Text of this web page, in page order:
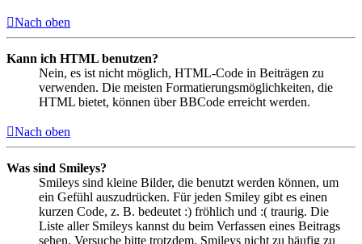
Nach oben
Kann ich HTML benutzen?
Nein, es ist nicht möglich, HTML-Code in Beiträgen zu
verwenden. Die meisten Formatierungsmöglichkeiten, die
HTML bietet, können über BBCode erreicht werden.
Nach oben
Was sind Smileys?
Smileys sind kleine Bilder, die benutzt werden können, um
ein Gefühl auszudrücken. Für jeden Smiley gibt es einen
kurzen Code, z. B. bedeutet :) fröhlich und :( traurig. Die
Liste aller Smileys kannst du beim Verfassen eines Beitrags
sehen. Versuche bitte trotzdem, Smileys nicht zu häufig zu